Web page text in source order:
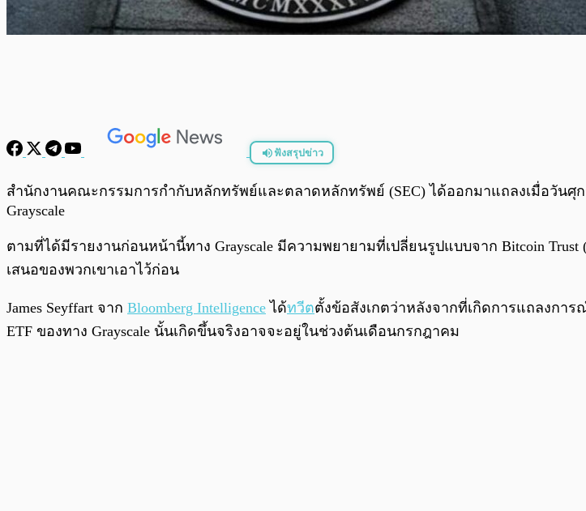
ฟังสรุปข่าว
สำนักงานคณะกรรมการกำกับหลักทรัพย์และตลาดหลักทรัพย์ (SEC) ได้ออกมาแถลงเมื่อวัน
Grayscale
ตามที่ได้มีรายงานก่อนหน้านี้ทาง Grayscale มีความพยายามที่เปลี่ยนรูปแบบจาก Bitcoin Trust
เสนอของพวกเขาเอาไว้ก่อน
James Seyffart จาก Bloomberg Intelligence ได้ทวีตตั้งข้อสังเกตว่าหลังจากที่เกิดการแถลงก
ETF ของทาง Grayscale นั้นเกิดขึ้นจริงอาจจะอยู่ในช่วงต้นเดือนกรกฎาคม